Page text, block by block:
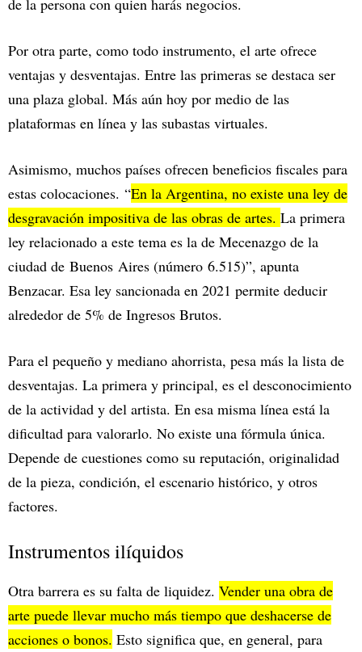
Por otra parte, como todo instrumento, el arte ofrece
ventajas y desventajas. Entre las primeras se destaca ser
una plaza global. Más aún hoy por medio de las
plataformas en línea y las subastas virtuales.
Asimismo, muchos países ofrecen beneficios fiscales para
estas colocaciones. “En la Argentina, no existe una ley de
desgravación impositiva de las obras de artes. La primera
ley relacionado a este tema es la de Mecenazgo de la
ciudad de Buenos Aires (número 6.515)”, apunta
Benzacar. Esa ley sancionada en 2021 permite deducir
alrededor de 5% de Ingresos Brutos.
Para el pequeño y mediano ahorrista, pesa más la lista de
desventajas. La primera y principal, es el desconocimiento
de la actividad y del artista. En esa misma línea está la
dificultad para valorarlo. No existe una fórmula única.
Depende de cuestiones como su reputación, originalidad
de la pieza, condición, el escenario histórico, y otros
factores.
Instrumentos ilíquidos
Otra barrera es su falta de liquidez. Vender una obra de
arte puede llevar mucho más tiempo que deshacerse de
acciones o bonos. Esto significa que, en general, para